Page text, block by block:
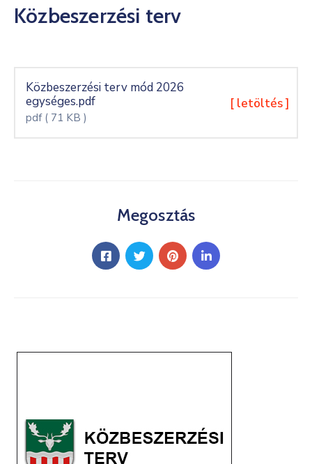
Kultúra
Közbeszerzési terv
Közbeszerzési terv mód 2026
egységes.pdf
pdf ( 71 KB )
[ letöltés ]
Megosztás